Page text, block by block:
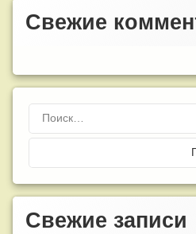
Свежие
Найти:
Свежие записи